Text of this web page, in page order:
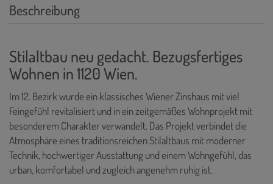
Beschreibung
Stilaltbau neu gedacht. Bezugsfertiges
Wohnen in 1120 Wien.
Im 12. Bezirk wurde ein klassisches Wiener Zinshaus mit viel
Feingefühl revitalisiert und in ein zeitgemäßes Wohnprojekt mit
besonderem Charakter verwandelt. Das Projekt verbindet die
Atmosphäre eines traditionsreichen Stilaltbaus mit moderner
Technik, hochwertiger Ausstattung und einem Wohngefühl, das
urban, komfortabel und zugleich angenehm ruhig ist.